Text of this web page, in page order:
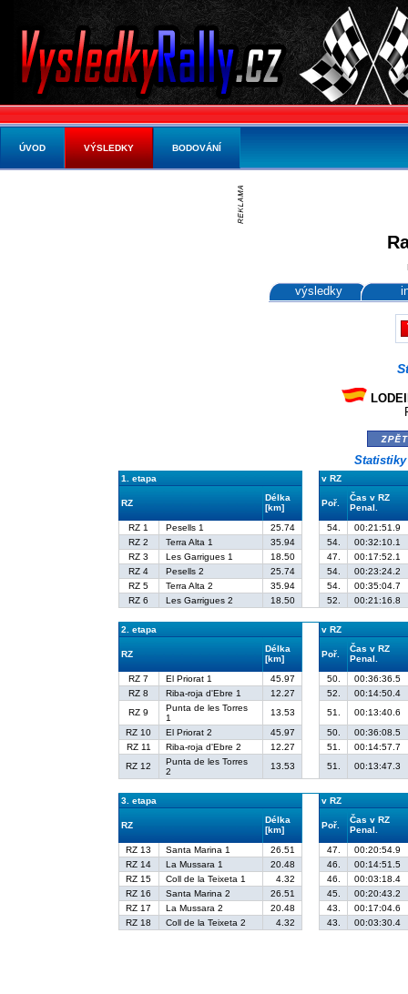
výsledky
1. etapa v RZ
RZ
Délka
[km]
Poř.
Čas v RZ
Penal.
RZ 1
Pesells 1 25.74 54.
00:21:51.9
RZ 2
Terra Alta 1 35.94 54.
00:32:10.1
RZ 3
Les Garrigues 1 18.50 47.
00:17:52.1
RZ 4
Pesells 2 25.74 54.
00:23:24.2
RZ 5
Terra Alta 2 35.94 54.
00:35:04.7
RZ 6
Les Garrigues 2 18.50 52. 00:21:16.8
2. etapa v RZ
RZ
Délka
[km]
Poř.
Čas v RZ
Penal.
RZ 7
El Priorat 1 45.97 50.
00:36:36.5
RZ 8
Riba-roja d'Ebre 1 12.27 52.
00:14:50.4
RZ 9
Punta de les Torres
1
13.53 51.
00:13:40.6
RZ 10
El Priorat 2 45.97 50.
00:36:08.5
RZ 11
Riba-roja d'Ebre 2 12.27 51.
00:14:57.7
RZ 12
Punta de les Torres
2
13.53 51. 00:13:47.3
3. etapa v RZ
RZ
Délka
[km]
Poř.
Čas v RZ
Penal.
RZ 13
Santa Marina 1 26.51 47.
00:20:54.9
RZ 14
La Mussara 1 20.48 46.
00:14:51.5
RZ 15
Coll de la Teixeta 1 4.32 46.
00:03:18.4
RZ 16
Santa Marina 2 26.51 45.
00:20:43.2
RZ 17
La Mussara 2 20.48 43.
00:17:04.6
RZ 18
Coll de la Teixeta 2 4.32 43. 00:03:30.4
ÚVOD VÝSLEDKY BODOVÁNÍ